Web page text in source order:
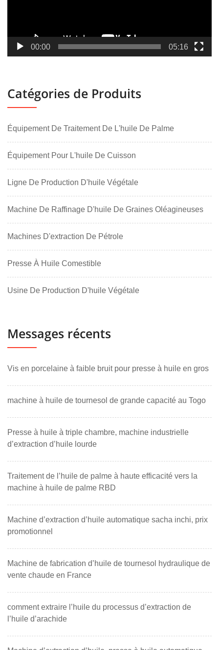
00:00 05:16
Catégories de Produits
Équipement De Traitement De L'huile De Palme
Équipement Pour L'huile De Cuisson
Ligne De Production D'huile Végétale
Machine De Raffinage D'huile De Graines Oléagineuses
Machines D'extraction De Pétrole
Presse À Huile Comestible
Usine De Production D'huile Végétale
Messages récents
Vis en porcelaine à faible bruit pour presse à huile en gros
machine à huile de tournesol de grande capacité au Togo
Presse à huile à triple chambre, machine industrielle
d’extraction d’huile lourde
Traitement de l’huile de palme à haute efficacité vers la
machine à huile de palme RBD
Machine d’extraction d’huile automatique sacha inchi, prix
promotionnel
Machine de fabrication d’huile de tournesol hydraulique de
vente chaude en France
comment extraire l’huile du processus d’extraction de
l’huile d’arachide